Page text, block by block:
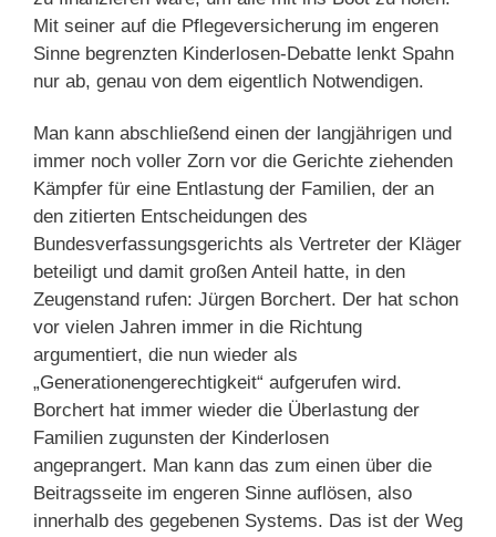
Mit seiner auf die Pflegeversicherung im engeren
Sinne begrenzten Kinderlosen-Debatte lenkt Spahn
nur ab, genau von dem eigentlich Notwendigen.
Man kann abschließend einen der langjährigen und
immer noch voller Zorn vor die Gerichte ziehenden
Kämpfer für eine Entlastung der Familien, der an
den zitierten Entscheidungen des
Bundesverfassungsgerichts als Vertreter der Kläger
beteiligt und damit großen Anteil hatte, in den
Zeugenstand rufen: Jürgen Borchert. Der hat schon
vor vielen Jahren immer in die Richtung
argumentiert, die nun wieder als
„Generationengerechtigkeit“ aufgerufen wird.
Borchert hat immer wieder die Überlastung der
Familien zugunsten der Kinderlosen
angeprangert. Man kann das zum einen über die
Beitragsseite im engeren Sinne auflösen, also
innerhalb des gegebenen Systems. Das ist der Weg